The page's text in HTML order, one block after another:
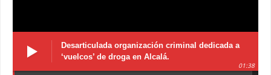
Desarticulada organización criminal dedicada a
‘vuelcos’ de droga en Alcalá.
01:38